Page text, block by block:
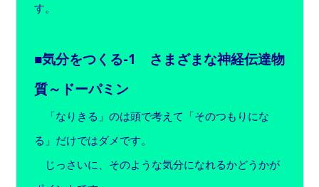
す。
■気分をつくる-1 さまざまな神経伝達物
質～ドーパミン
「なりきる」のは頭で考えて「そのつもりにな
る」だけではダメです。
じっさいに、そのような気分になれるかどうかが